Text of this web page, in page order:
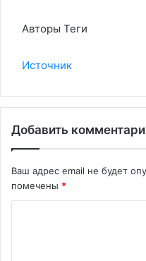
Авторы Теги
Источник
Добавить
Ваш адрес email не будет
помечены *